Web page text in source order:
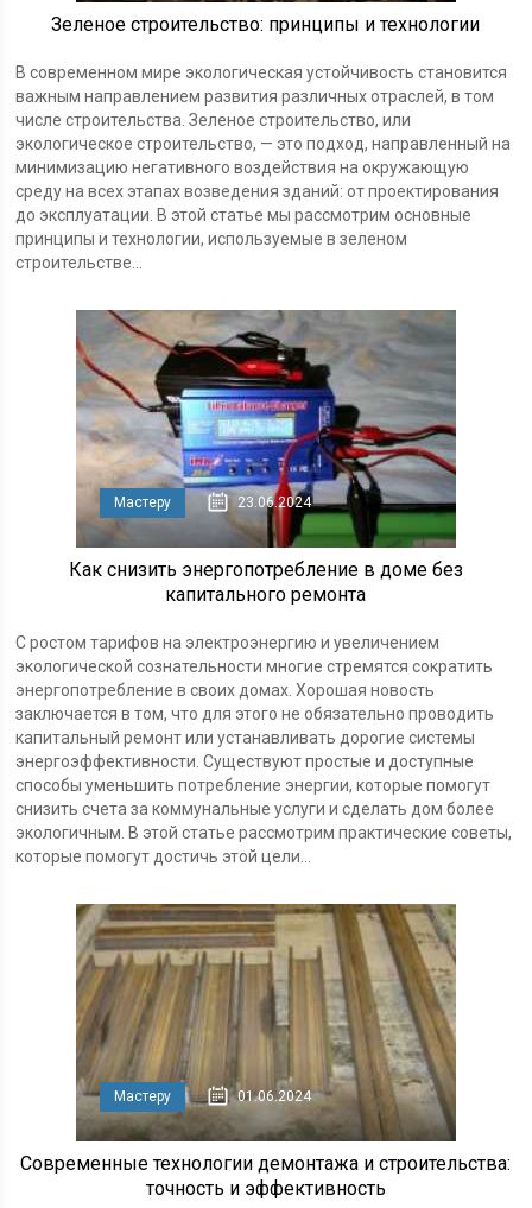
Зеленое строительство: принципы и технологии
В современном мире экологическая устойчивость становится
важным направлением развития различных отраслей, в том
числе строительства. Зеленое строительство, или
экологическое строительство, — это подход, направленный на
минимизацию негативного воздействия на окружающую
среду на всех этапах возведения зданий: от проектирования
до эксплуатации. В этой статье мы рассмотрим основные
принципы и технологии, используемые в зеленом
строительстве...
Мастеру 23.06.2024
Как снизить энергопотребление в доме без
капитального ремонта
С ростом тарифов на электроэнергию и увеличением
экологической сознательности многие стремятся сократить
энергопотребление в своих домах. Хорошая новость
заключается в том, что для этого не обязательно проводить
капитальный ремонт или устанавливать дорогие системы
энергоэффективности. Существуют простые и доступные
способы уменьшить потребление энергии, которые помогут
снизить счета за коммунальные услуги и сделать дом более
экологичным. В этой статье рассмотрим практические советы,
которые помогут достичь этой цели...
Мастеру 01.06.2024
Современные технологии демонтажа и строительства:
точность и эффективность